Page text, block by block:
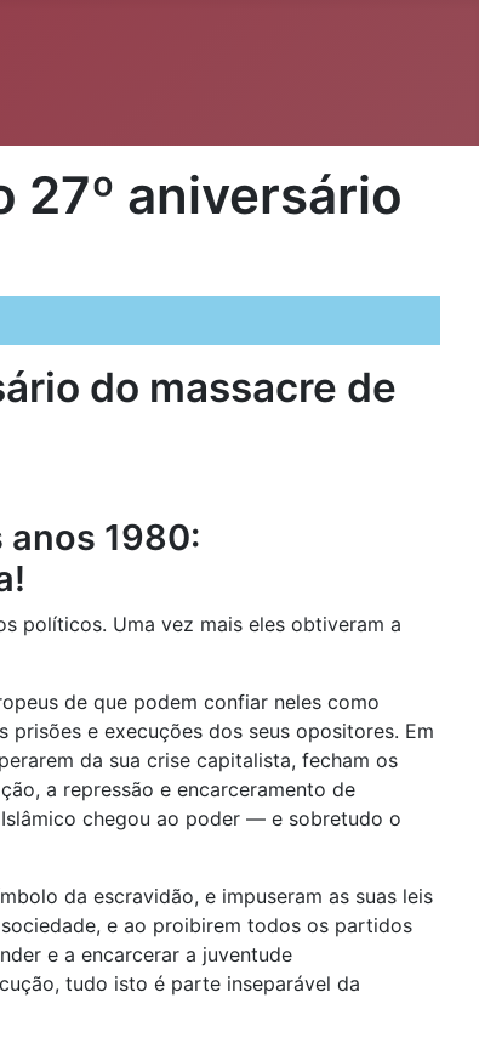
27º aniversário
do massacre de
1980:
políticos. Uma vez mais eles obtiveram a
de que podem confiar neles como
e execuções dos seus opositores. Em
da sua crise capitalista, fecham os
a repressão e encarceramento de
chegou ao poder — e sobretudo o
da escravidão, e impuseram as suas leis
e ao proibirem todos os partidos
e a encarcerar a juventude
tudo isto é parte inseparável da